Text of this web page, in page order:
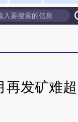
再发矿难超